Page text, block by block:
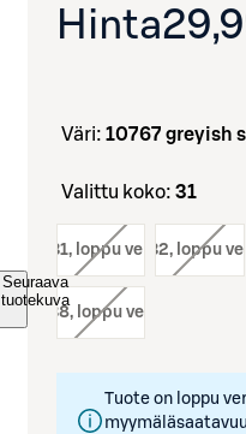
Seuraava
tuotekuva
Hinta
väri: 10767 greyish
Valittu koko: 31
31, loppu verkosta
koko: 32, loppukoko:
38, loppu verkosta
Tuote on loppu